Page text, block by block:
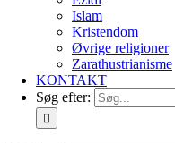
Islam
Kristendom
Øvrige religioner
Zarathustrianisme
KONTAKT
Søg efter: